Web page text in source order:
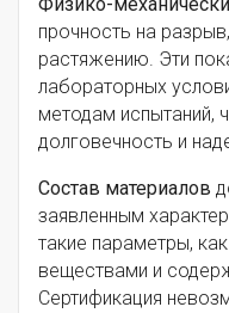
прочность на
растяжению. Эти
лабораторных
методам испытаний,
долговечность и
Состав материалов
заявленным
такие параметры,
веществами и
Сертификация